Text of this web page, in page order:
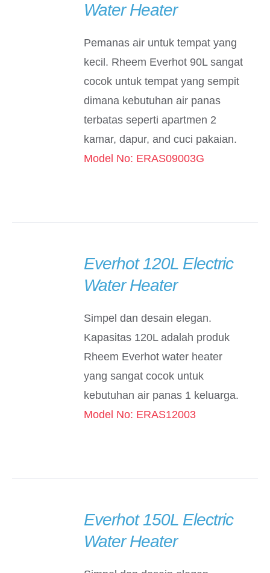
Water Heater
Pemanas air untuk tempat yang
kecil. Rheem Everhot 90L sangat
cocok untuk tempat yang sempit
dimana kebutuhan air panas
terbatas seperti apartmen 2
kamar, dapur, and cuci pakaian.
Model No: ERAS09003G
Everhot 120L Electric
Water Heater
Simpel dan desain elegan.
Kapasitas 120L adalah produk
Rheem Everhot water heater
yang sangat cocok untuk
kebutuhan air panas 1 keluarga.
Model No: ERAS12003
Everhot 150L Electric
Water Heater